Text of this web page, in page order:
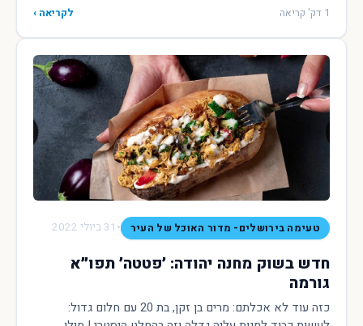
1 דק' קריאה לקריאה ›
טעימה בירושלים- מדור האוכל של העיר • 31 ביולי 2022
חדש בשוק מחנה יהודה: ׳פטטה׳ תפו״א
גורמה
כזה עוד לא אכלתם: מרים בן זקן, בת 20 עם חלום גדול: